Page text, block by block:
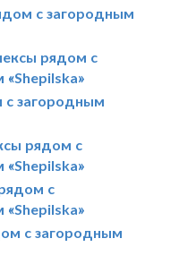
с загородным
рядом с
с загородным
рядом с
с
с загородным